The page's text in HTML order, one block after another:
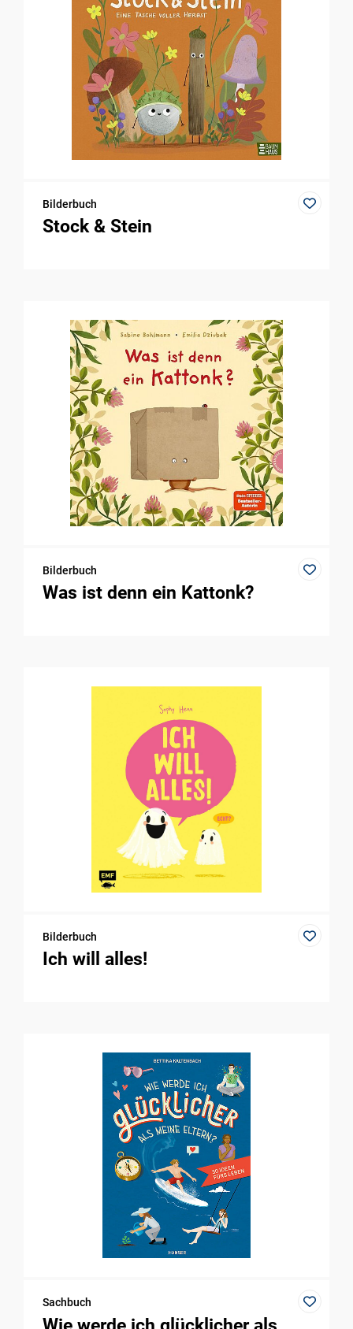
Bilderbuch
Stock & Stein
Bilderbuch
Was ist denn ein Kattonk?
Bilderbuch
Ich will alles!
Sachbuch